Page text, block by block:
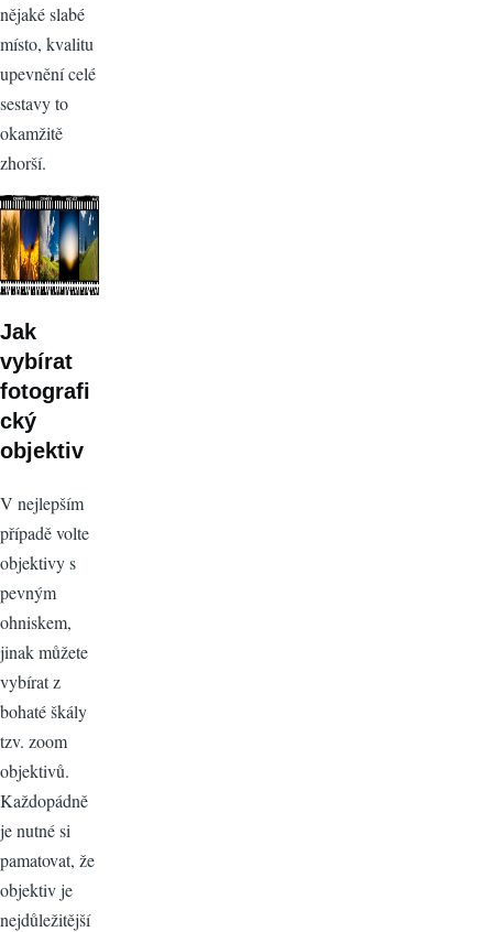
nějaké slabé
místo, kvalitu
upevnění celé
sestavy to
okamžitě
zhorší.
Jak
vybírat
fotografi
cký
objektiv
V nejlepším
případě volte
objektivy s
pevným
ohniskem,
jinak můžete
vybírat z
bohaté škály
tzv. zoom
objektivů.
Každopádně
je nutné si
pamatovat, že
objektiv je
nejdůležitější